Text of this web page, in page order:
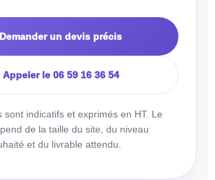
Demander un devis précis
Appeler le 06 59 16 36 54
sont indicatifs et exprimés en HT. Le
de la taille du site, du niveau
et du livrable attendu.